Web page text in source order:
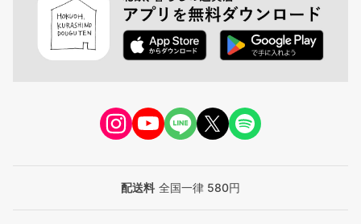
配送料 全国一律 580円